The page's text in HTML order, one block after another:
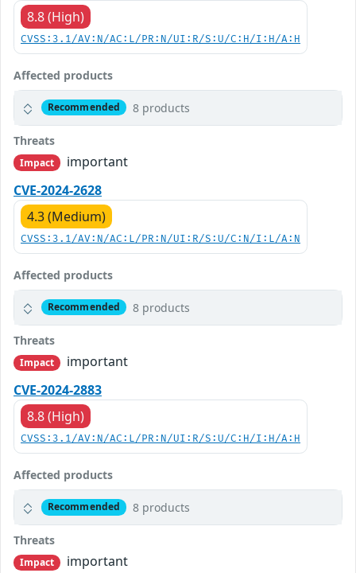
8.8 (High)
CVSS:3.1/AV:N/AC:L/PR:N/UI:R/S:U/C:H/I:H/A:H
Affected products
Recommended 8 products
Threats
Impact
important
CVE-2024-2628
4.3 (Medium)
CVSS:3.1/AV:N/AC:L/PR:N/UI:R/S:U/C:N/I:L/A:N
Affected products
Recommended 8 products
Threats
Impact
important
CVE-2024-2883
8.8 (High)
CVSS:3.1/AV:N/AC:L/PR:N/UI:R/S:U/C:H/I:H/A:H
Affected products
Recommended 8 products
Threats
Impact
important